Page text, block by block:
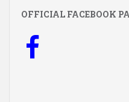
OFFICIAL FACEBOOK